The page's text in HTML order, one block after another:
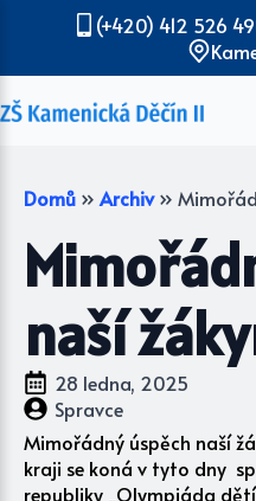
(+420) 412 526
Domů » Archiv »
naší
28 ledna, 2025
Spravce
Mimořádný úspěch naší
kraji se koná v tyto dny
republiky „Olympiáda